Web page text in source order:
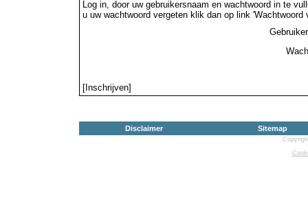
Log in, door uw gebruikersnaam en wachtwoord in te
u uw wachtwoord vergeten klik dan op link 'Wachtwoord
[Inschrijven]
Disclaimer Sitemap